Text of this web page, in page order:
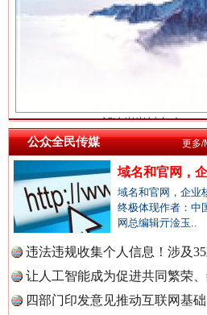
中国检
中国医
中国企
中国农
祁连巍巍树丰碑
一枚“钉子”竟然扎入要害部门
公众全民传媒
域名和官网，
域名和官网，企业
终极体现作者：中
网总编辑亓淦玉..
违法违规收集个人信息！涉及
让人工智能成为促进共同繁荣
四部门印发意见推动互联网基
更多/